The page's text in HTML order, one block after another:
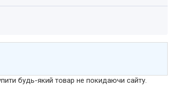
будь-який товар не покидаючи сайту.